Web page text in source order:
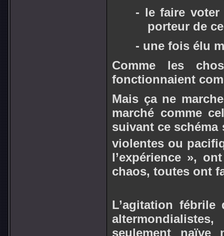
- le faire
porteur de
- une fois élu
Comme les
fonctionnaient
Mais ça ne
marché comme
suivant ce schéma
violentes ou
l’expérience »,
chaos, toutes ont
L’agitation
seulement naïve